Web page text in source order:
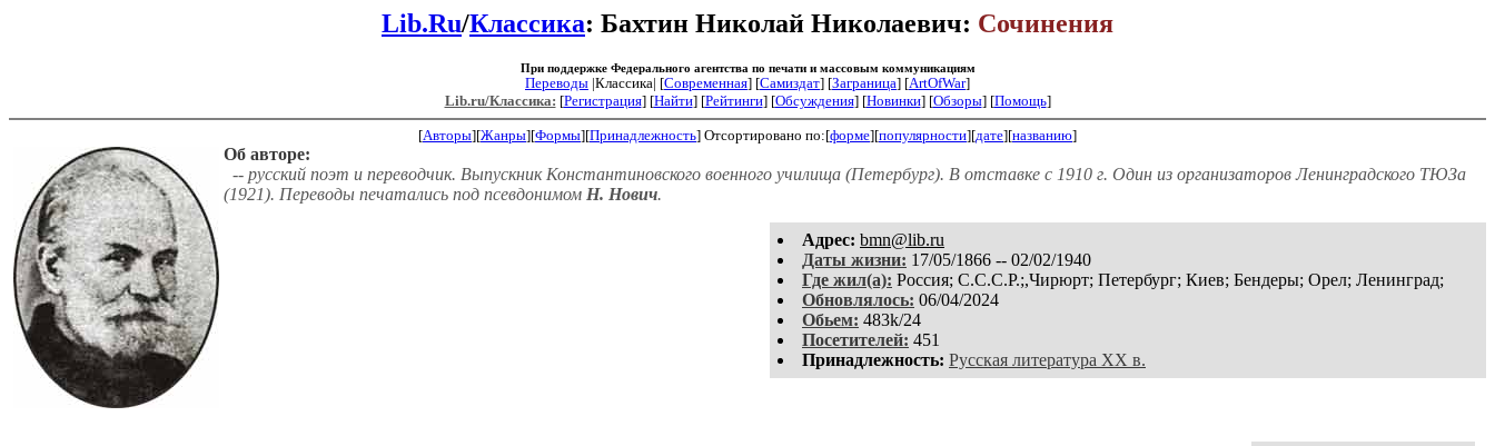
Lib.Ru/Классика: Бахтин Николай Николаевич: Сочинения
При поддержке Федерального агентства по печати и массовым коммуникациям
Переводы |Классика| [Современная] [Самиздат] [Заграница] [ArtOfWar]
Lib.ru/Классика: [Регистрация] [Найти] [Рейтинги] [Обсуждения] [Новинки] [Обзоры] [Помощь]
[Авторы][Жанры][Формы][Принадлежность] Отсортировано по:[форме][популярности][дате][названию]
Об авторе:
-- русский поэт и переводчик. Выпускник Константиновского военного училища (Петербург). В отставке с 1910 г. Один из организаторов Ленинградского ТЮЗа
(1921). Переводы печатались под псевдонимом Н. Нович.
Aдpeс: bmn@lib.ru
Даты жизни: 17/05/1866 -- 02/02/1940
Где жил(а): Россия; С.С.С.Р.;,Чирюрт; Петербург; Киев; Бендеры; Орел; Ленинград;
Обновлялось: 06/04/2024
Обьем: 483k/24
Посетителей: 451
Принадлежность: Русская литература XX в.